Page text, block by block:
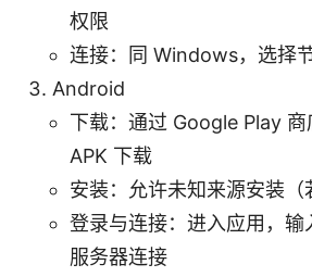
权限
连接：同 Windows，选择
Android
下载：通过 Google Play
APK 下载
安装：允许未知来源安装（
登录与连接：进入应用，输
服务器连接